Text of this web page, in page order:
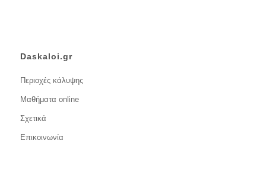
Daskaloi.gr
Περιοχές κάλυψης
Μαθήματα online
Σχετικά
Επικοινωνία